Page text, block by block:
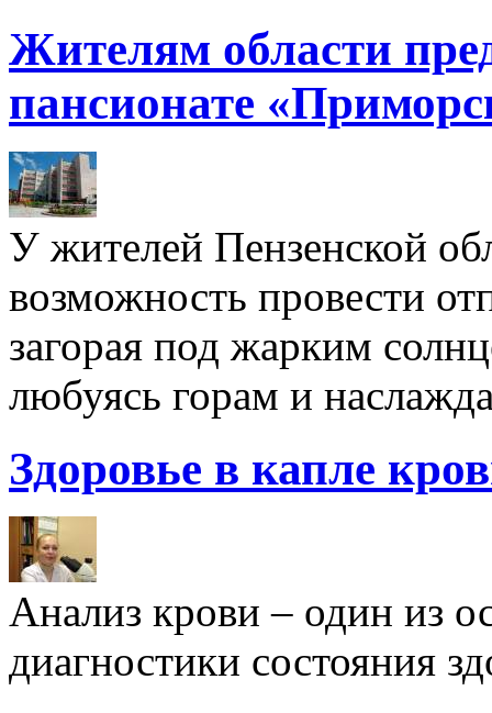
Жителям области
пансионате
У жителей Пензенской
возможность провести
загорая под жарким
любуясь горам и
Здоровье в капле
Анализ крови – один из
диагностики состояния